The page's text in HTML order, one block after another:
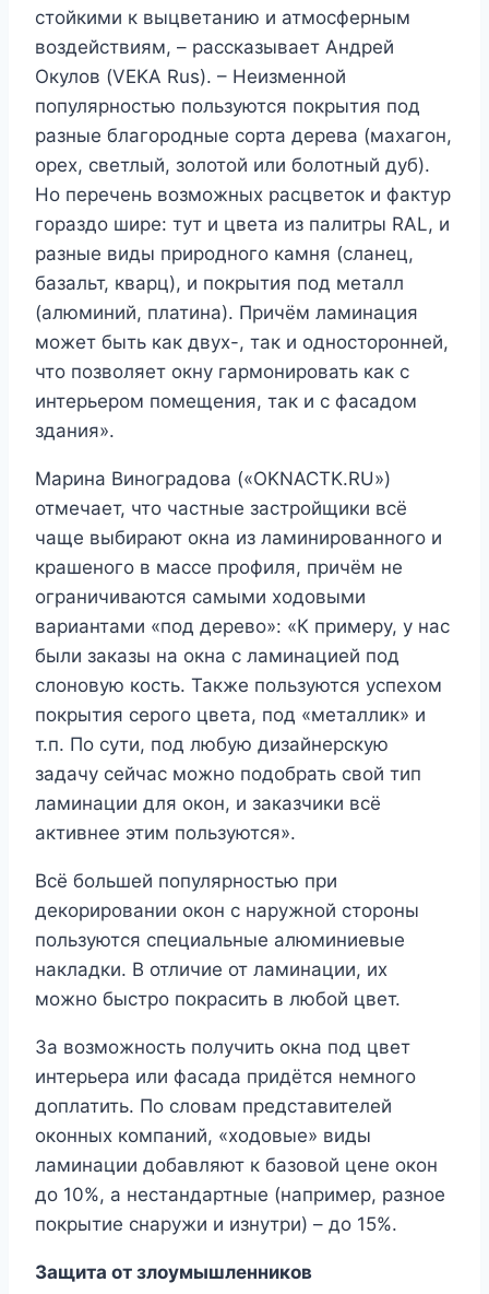
стойкими к выцветанию и атмосферным
воздействиям, – рассказывает Андрей
Окулов (VEKA Rus). – Неизменной
популярностью пользуются покрытия под
разные благородные сорта дерева (махагон,
орех, светлый, золотой или болотный дуб).
Но перечень возможных расцветок и фактур
гораздо шире: тут и цвета из палитры RAL, и
разные виды природного камня (сланец,
базальт, кварц), и покрытия под металл
(алюминий, платина). Причём ламинация
может быть как двух-, так и односторонней,
что позволяет окну гармонировать как с
интерьером помещения, так и с фасадом
здания».
Марина Виноградова («OKNACTK.RU»)
отмечает, что частные застройщики всё
чаще выбирают окна из ламинированного и
крашеного в массе профиля, причём не
ограничиваются самыми ходовыми
вариантами «под дерево»: «К примеру, у нас
были заказы на окна с ламинацией под
слоновую кость. Также пользуются успехом
покрытия серого цвета, под «металлик» и
т.п. По сути, под любую дизайнерскую
задачу сейчас можно подобрать свой тип
ламинации для окон, и заказчики всё
активнее этим пользуются».
Всё большей популярностью при
декорировании окон с наружной стороны
пользуются специальные алюминиевые
накладки. В отличие от ламинации, их
можно быстро покрасить в любой цвет.
За возможность получить окна под цвет
интерьера или фасада придётся немного
доплатить. По словам представителей
оконных компаний, «ходовые» виды
ламинации добавляют к базовой цене окон
до 10%, а нестандартные (например, разное
покрытие снаружи и изнутри) – до 15%.
Защита от злоумышленников